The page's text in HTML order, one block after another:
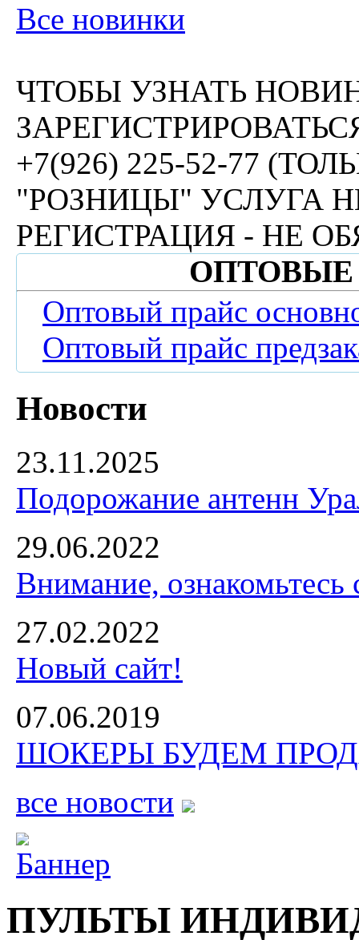
Все новинки
ЧТОБЫ УЗНАТЬ
+7(926) 225-52-77
"РОЗНИЦЫ" УСЛУГА
РЕГИСТРАЦИЯ - НЕ
Оптовый прайс
Оптовый прайс
Новости
23.11.2025
Подорожание антенн
29.06.2022
Внимание,
27.02.2022
Новый сайт!
07.06.2019
ШОКЕРЫ БУДЕМ
все новости
ПУЛЬТЫ